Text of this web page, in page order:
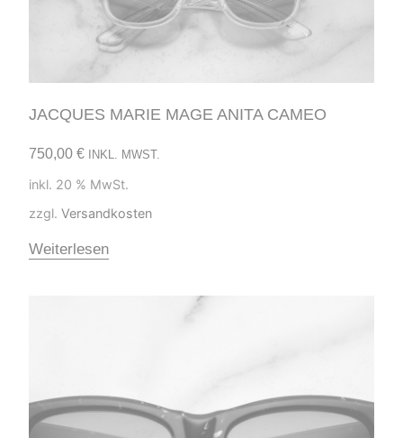
JACQUES MARIE MAGE ANITA CAMEO
750,00 € INKL. MWST.
inkl. 20 % MwSt.
zzgl. Versandkosten
Weiterlesen